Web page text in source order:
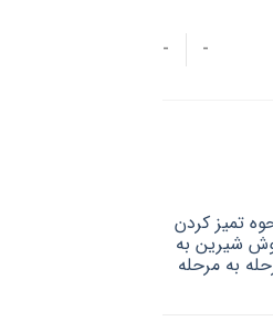
-
-
تمیز کردن
شیرین به
به مرحله